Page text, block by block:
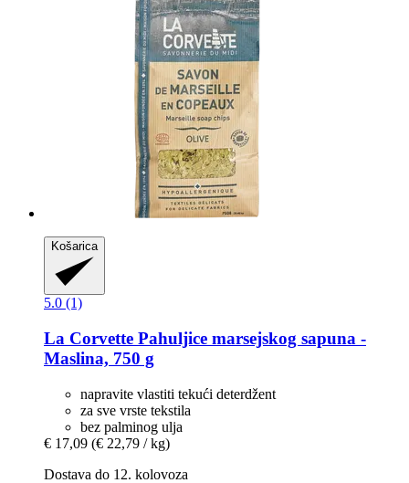
Košarica
5.0 (1)
La Corvette Pahuljice marsejskog sapuna -​
Maslina, 750 g
napravite vlastiti tekući deterdžent
za sve vrste tekstila
bez palminog ulja
€ 17,09 (€ 22,79 / kg)
Dostava do 12. kolovoza